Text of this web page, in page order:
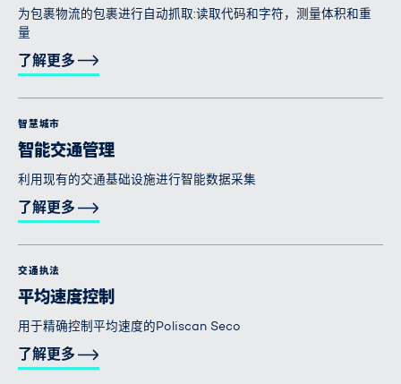
为包裹物流的包裹进行自动抓取:读取代码和字符，测量体积和重
量
了解更多
智慧城市
智能交通管理
利用现有的交通基础设施进行智能数据采集
了解更多
交通执法
平均速度控制
用于精确控制平均速度的Poliscan Seco
了解更多